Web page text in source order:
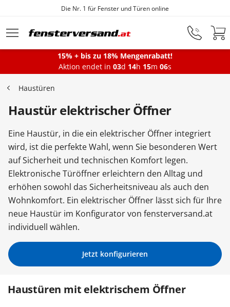
Zum Hauptinhalt springen
für Fenster und Türen online
Fenster
Balkontüren
Terrassentüren
Haustüren
Sonnenschutz
Zäune & Tore
Garagentore
15% + bis zu 18% Mengenrabatt!
Aktion endet in 03d 14h 15m 05s
Haustüren
Haustür elektrischer Öffner
Eine Haustür, in die ein elektrischer Öffner integriert
wird, ist die perfekte Wahl, wenn Sie besonderen Wert
auf Sicherheit und technischen Komfort legen.
Elektronische Türöffner erleichtern den Alltag und
erhöhen sowohl das Sicherheitsniveau als auch den
Wohnkomfort. Ein elektrischer Öffner lässt sich für Ihre
neue Haustür im Konfigurator von fensterversand.at
individuell wählen.
Jetzt konfigurieren
Haustüren mit elektrischem Öffner